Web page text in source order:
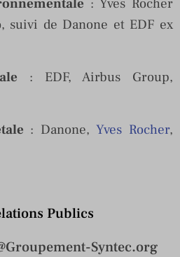
suivi de Danone et EDF ex
: EDF, Airbus Group,
: Danone,Yves Rocher,
Publics
Syntec.org